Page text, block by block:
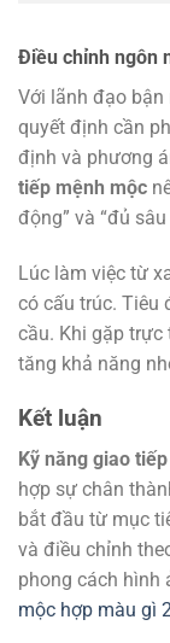
Điều chỉnh ngôn
Với lãnh đạo bận
quyết định cần
định và phương
tiếp mệnh mộc
động” và “đủ
Lúc làm việc từ
có cấu trúc. Tiêu
cầu. Khi gặp trực
tăng khả năng
Kết luận
Kỹ năng giao
hợp sự chân
bắt đầu từ mục
và điều chỉnh
phong cách hình
mộc hợp màu gì